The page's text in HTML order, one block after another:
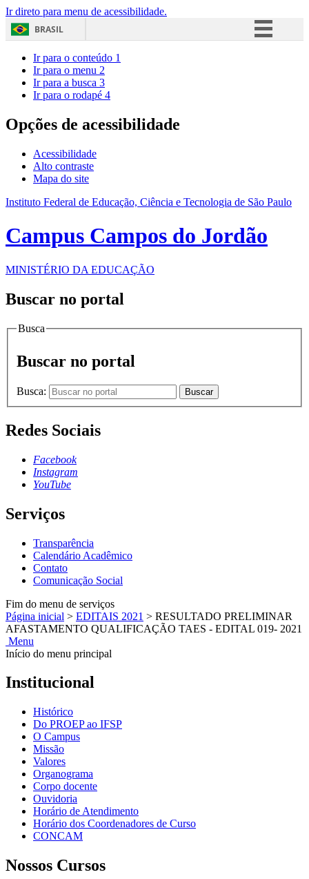
Ir direto para menu de acessibilidade.
BRASIL
Acesso à informação
Ir para o conteúdo 1
Ir para o menu 2
Ir para a busca 3
Ir para o rodapé 4
Opções de acessibilidade
Acessibilidade
Alto contraste
Mapa do site
Instituto Federal de Educação, Ciência e Tecnologia de São Paulo
Campus Campos do Jordão
MINISTÉRIO DA EDUCAÇÃO
Buscar no portal
Busca
Buscar no portal
Busca: Buscar
Redes Sociais
Facebook
Instagram
YouTube
Serviços
Transparência
Calendário Acadêmico
Contato
Comunicação Social
Fim do menu de serviços
Página inicial > EDITAIS 2021 > RESULTADO PRELIMINAR
AFASTAMENTO QUALIFICAÇÃO TAES - EDITAL 019- 2021
Menu
Início do menu principal
Institucional
Histórico
Do PROEP ao IFSP
O Campus
Missão
Valores
Organograma
Corpo docente
Ouvidoria
Horário de Atendimento
Horário dos Coordenadores de Curso
CONCAM
Nossos Cursos